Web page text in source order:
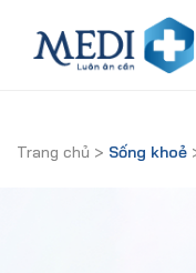
Trang chủ > Sống khoẻ